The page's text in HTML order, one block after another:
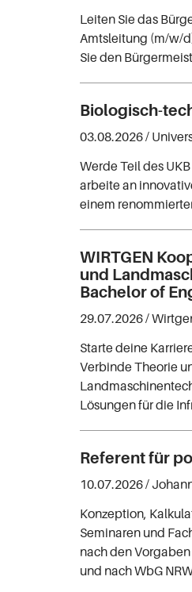
Leiten Sie das
Amtsleitung (m/w/
Sie den
Biologisch-
03.08.2026 /
Werde Teil des
arbeite an
einem
WIRTGEN
und
Bachelor of
29.07.2026 /
Starte deine
Verbinde Theorie
Lösungen für die
Referent für
10.07.2026 /
Konzeption,
Seminaren und
nach den
und nach WbG